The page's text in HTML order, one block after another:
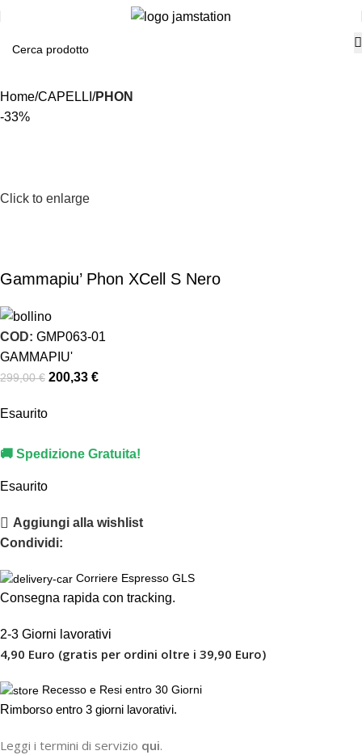
Home CAPELLI PHON
-33%
Click to enlarge
Gammapiu’ Phon XCell S Nero
COD: GMP063-01
GAMMAPIU'
299,00€ 200,33 €
Esaurito
🚚 Spedizione Gratuita!
Esaurito
Aggiungi alla wishlist
Condividi:
Corriere Espresso GLS
Consegna rapida con tracking.
2-3 Giorni lavorativi
4,90 Euro (gratis per ordini oltre i 39,90 Euro)
Recesso e Resi entro 30 Giorni
Rimborso entro 3 giorni lavorativi.
Leggi i termini di servizio qui.